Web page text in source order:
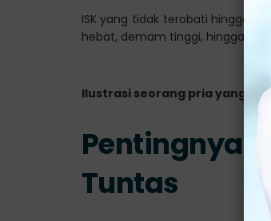
ISK yang tidak terobati hingga
hebat, demam tinggi, hingga
Ilustrasi seorang pria yang
Pentingnya
Tuntas